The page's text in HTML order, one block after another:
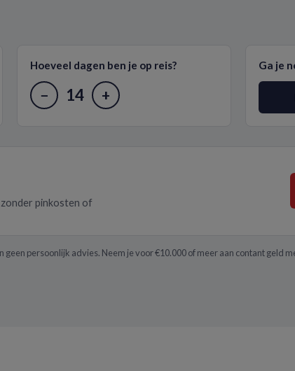
Hoeveel dagen ben je op reis?
− 14 +
Ga je
pinkosten of
persoonlijk advies. Neem je voor €10.000 of meer aan contant geld